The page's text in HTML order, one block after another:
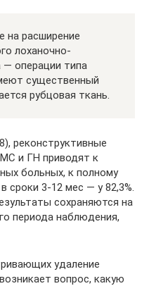
на расширение
лоханочно-
— операции типа
существенный
рубцовая ткань.
реконструктивные
и ГН приводят к
больных, к полному
сроки 3-12 мес — у 82,3%.
сохраняются на
периода наблюдения,
удаление
вопрос, какую